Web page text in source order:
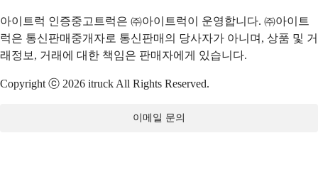
아이트럭 인증중고트럭은 ㈜아이트럭이 운영합니다. ㈜아이트
럭은 통신판매중개자로 통신판매의 당사자가 아니며, 상품 및 거
래정보, 거래에 대한 책임은 판매자에게 있습니다.
Copyright ⓒ 2026 itruck All Rights Reserved.
이메일 문의